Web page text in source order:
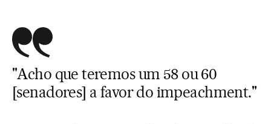
"Acho que teremos um 58 ou 60
[senadores] a favor do impeachment."